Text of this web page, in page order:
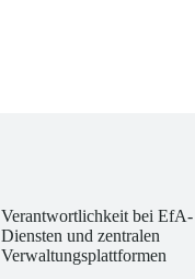
Verantwortlichkeit bei EfA-
Diensten und zentralen
Verwaltungsplattformen